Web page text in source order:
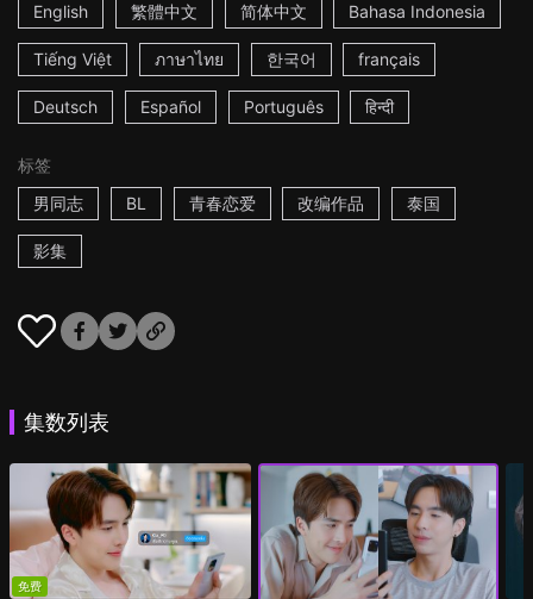
English
繁體中文 简体中文 Bahasa Indonesia
Tiếng Việt ภาษาไทย 한국어 français
Deutsch Español Português हिन्दी
标签
男同志
BL 青春恋爱 改编作品 泰国
影集
集数列表
免费